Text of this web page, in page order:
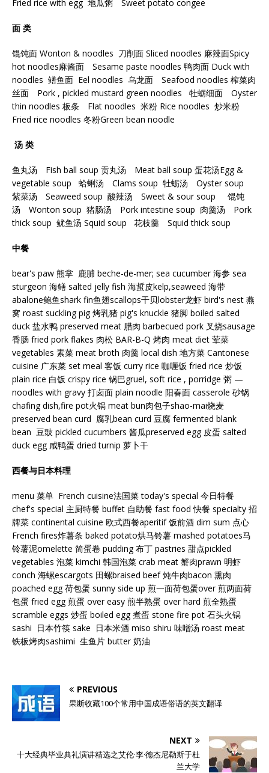
Fried rice with egg 地瓜粥 Sweet potato congee
面 类
馄饨面 Wonton & noodles 刀削面 Sliced noodles 麻辣面Spicy
hot noodles麻酱面 Sesame paste noodles 鸭肉面 Duck with
noodles 鳝鱼面 Eel noodles 乌龙面 Seafood noodles 榨菜肉
丝面 Pork , pickled mustard green noodles 牡蛎细面 Oyster
thin noodles 板条 Flat noodles 米粉 Rice noodles 炒米粉
Fried rice noodles 冬粉Green bean noodle
汤 类
鱼丸汤 Fish ball soup 贡丸汤 Meat ball soup 蛋花汤Egg &
vegetable soup 蛤蜊汤 Clams soup 牡蛎汤 Oyster soup
紫菜汤 Seaweed soup 酸辣汤 Sweet & sour soup 馄饨
汤 Wonton soup 猪肠汤 Pork intestine soup 肉羹汤 Pork
thick soup 鱿鱼汤 Squid soup 花枝羹 Squid thick soup
中餐
bear's paw 熊掌 鹿脯 beche-de-mer; sea cucumber 海参 sea
sturgeon 海鳝 salted jelly fish 海蜇皮kelp,seaweed 海带
abalone鲍鱼shark fin鱼翅scallops干贝lobster龙虾 bird's nest 燕
窝 roast suckling pig 烤乳猪 pig's knuckle 猪脚 boiled salted
duck 盐水鸭 preserved meat 腊肉 barbecued pork 叉烧sausage
香肠 fried pork flakes 肉松 BAR-B-Q 烤肉 meat diet 荤菜
vegetables 素菜 meat broth 肉羹 local dish 地方菜 Cantonese
cuisine 广东菜 set meal 客饭 curry rice 咖喱饭 fried rice 炒饭
plain rice 白饭 crispy rice 锅巴gruel, soft rice , porridge 粥 —
noodles with gravy 打卤面 plain noodle 阳春面 casserole 砂锅
chafing dish,fire pot火锅 meat bun肉包子shao-mai烧麦
preserved bean curd 腐乳bean curd 豆腐 fermented blank
bean 豆豉 pickled cucumbers 酱瓜preserved egg 皮蛋 salted
duck egg 咸鸭蛋 dried turnip 萝卜干
西餐与日本料理
menu 菜单 French cuisine法国菜 today's special 今日特餐
chef's special 主厨特餐 buffet 自助餐 fast food 快餐 specialty 招
牌菜 continental cuisine 欧式西餐aperitif 饭前酒 dim sum 点心
French fires炸薯条 baked potato烘马铃薯 mashed potatoes马
铃薯泥omelette 简蛋卷 pudding 布丁 pastries 甜点pickled
vegetables 泡菜 kimchi 韩国泡菜 crab meat 蟹肉prawn 明虾
conch 海螺escargots 田螺braised beef 炖牛肉bacon 熏肉
poached egg 荷包蛋 sunny side up 煎一面荷包蛋over 煎两面荷
包蛋 fried egg 煎蛋 over easy 煎半熟蛋 over hard 煎全熟蛋
scramble eggs 炒蛋 boiled egg 煮蛋 stone fire pot 石头火锅
sashi 日本竹筷 sake 日本米酒 miso shiru 味噌汤 roast meat
铁板烤肉sashimi 生鱼片 butter 奶油
PREVIOUS
果断收藏100个常用中国成语俗语的英文翻译
NEXT
十大经典毕业典礼演讲精选之艾伦·李·德杰尼勒斯于杜
兰大学